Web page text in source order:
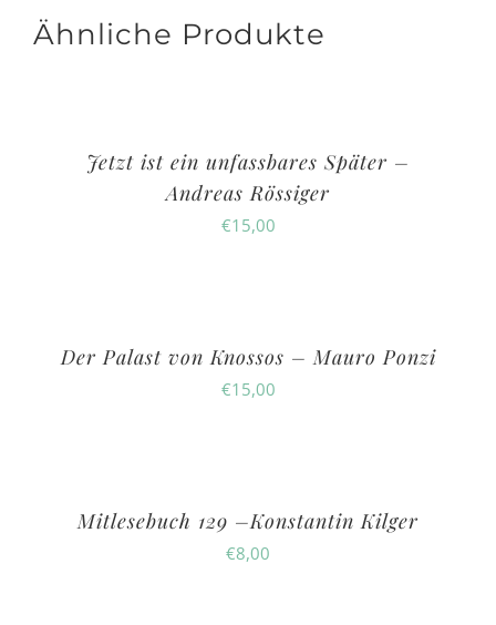
Ähnliche Produkte
Jetzt ist ein unfassbares Später –
Andreas Rössiger
€15,00
Der Palast von Knossos – Mauro Ponzi
€15,00
Mitlesebuch 129 –Konstantin Kilger
€8,00